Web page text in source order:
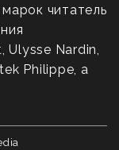
читатель
Ulysse Nardin,
Philippe, а